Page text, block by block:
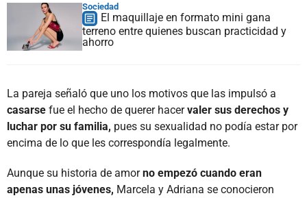
Sociedad
El maquillaje en formato mini gana
terreno entre quienes buscan practicidad y
ahorro
La pareja señaló que uno los motivos que las impulsó a
casarse fue el hecho de querer hacervaler sus derechos y
luchar por su familia, pues su sexualidad no podía estar por
encima de lo que les correspondía legalmente.
Aunque su historia de amorno empezó cuando eran
apenas unas jóvenes, Marcela y Adriana se conocieron